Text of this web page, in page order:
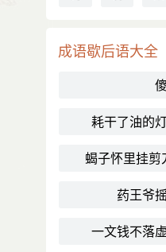
成语歇后语大全
耗干了油的
蝎子怀里挂
药王爷
一文钱不落